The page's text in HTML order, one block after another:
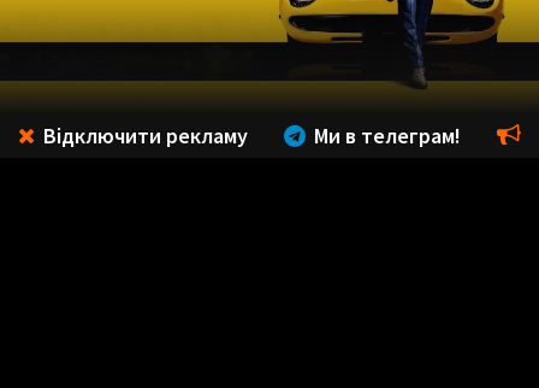
Відключити рекламу Ми в телеграм!